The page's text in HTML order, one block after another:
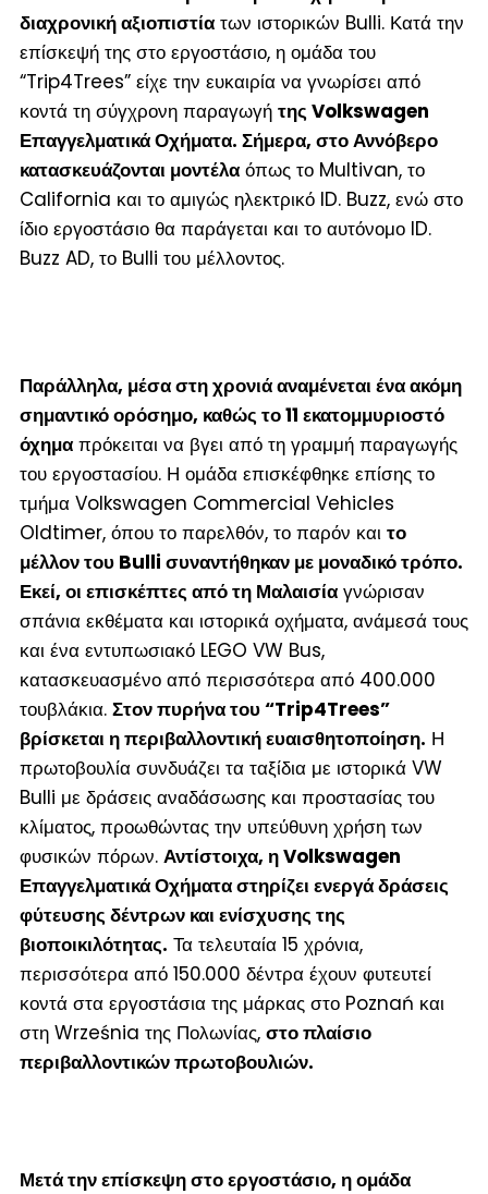
διαχρονική αξιοπιστίατων ιστορικών Bulli. Κατά την
επίσκεψή της στο εργοστάσιο, η ομάδα του
“Trip4Trees” είχε την ευκαιρία να γνωρίσει από
κοντά τη σύγχρονη παραγωγή της Volkswagen
Επαγγελματικά Οχήματα. Σήμερα, στο Αννόβερο
κατασκευάζονται μοντέλαόπως το Multivan, το
California και το αμιγώς ηλεκτρικό ID. Buzz, ενώ στο
ίδιο εργοστάσιο θα παράγεται και το αυτόνομο ID.
Buzz AD, το Bulli του μέλλοντος.
Παράλληλα, μέσα στη χρονιά αναμένεται ένα ακόμη
σημαντικό ορόσημο, καθώς το 11 εκατομμυριοστό
όχημαπρόκειται να βγει από τη γραμμή παραγωγής
του εργοστασίου. Η ομάδα επισκέφθηκε επίσης το
τμήμα Volkswagen Commercial Vehicles
Oldtimer, όπου το παρελθόν, το παρόν και το
μέλλον του Bulli συναντήθηκαν με μοναδικό τρόπο.
Εκεί, οι επισκέπτες από τη Μαλαισίαγνώρισαν
σπάνια εκθέματα και ιστορικά οχήματα, ανάμεσά τους
και ένα εντυπωσιακό LEGO VW Bus,
κατασκευασμένο από περισσότερα από 400.000
τουβλάκια. Στον πυρήνα του “Trip4Trees”
βρίσκεται η περιβαλλοντική ευαισθητοποίηση. Η
πρωτοβουλία συνδυάζει τα ταξίδια με ιστορικά VW
Bulli με δράσεις αναδάσωσης και προστασίας του
κλίματος, προωθώντας την υπεύθυνη χρήση των
φυσικών πόρων. Αντίστοιχα, η Volkswagen
Επαγγελματικά Οχήματα στηρίζει ενεργά δράσεις
φύτευσης δέντρων και ενίσχυσης της
βιοποικιλότητας. Τα τελευταία 15 χρόνια,
περισσότερα από 150.000 δέντρα έχουν φυτευτεί
κοντά στα εργοστάσια της μάρκας στο Poznań και
στη Września της Πολωνίας, στο πλαίσιο
περιβαλλοντικών πρωτοβουλιών.
Μετά την επίσκεψη στο εργοστάσιο, η ομάδα